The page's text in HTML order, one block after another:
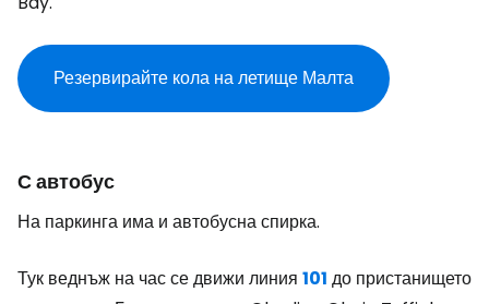
Резервирайте кола на летище Малта
С автобус
На паркинга има и автобусна спирка.
Тук веднъж на час се движи линия 101 до пристанището